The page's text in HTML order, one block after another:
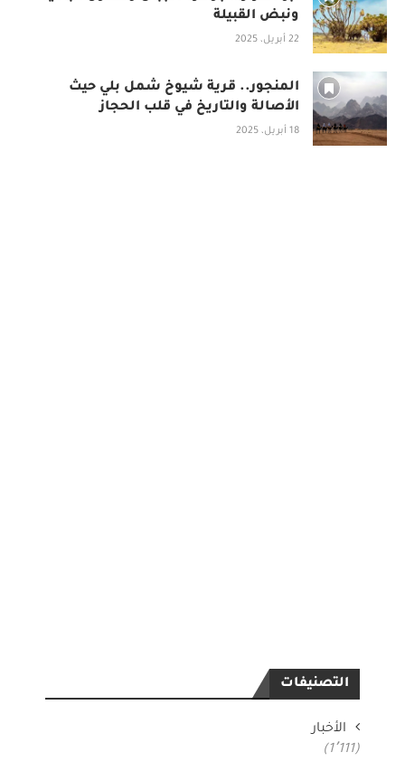
ونبض القبيلة
22 أبريل، 2025
المنجور.. قرية شيوخ شمل بلي حيث
الأصالة والتاريخ في قلب الحجاز
18 أبريل، 2025
التصنيفات
الأخبار
(1٬111)